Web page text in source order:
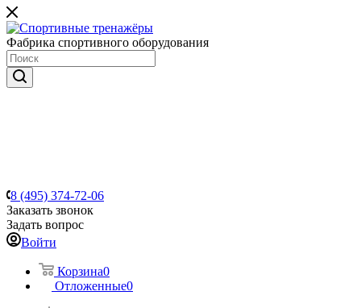
Фабрика спортивного оборудования
8 (495) 374-72-06
Заказать звонок
Задать вопрос
Войти
Корзина0
Отложенные0